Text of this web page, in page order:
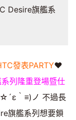
Desire旗艦系
發表PARTY♥
系列隆重登場暨仕
｀≡)ノ 不過長
旗艦系列想要鎖